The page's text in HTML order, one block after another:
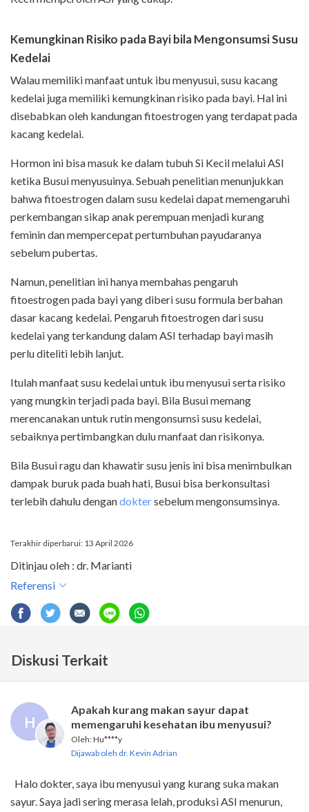
Kemungkinan Risiko pada Bayi bila Mengonsumsi Susu
Kedelai
Walau memiliki manfaat untuk ibu menyusui, susu kacang
kedelai juga memiliki kemungkinan risiko pada bayi. Hal ini
disebabkan oleh kandungan fitoestrogen yang terdapat pada
kacang kedelai.
Hormon ini bisa masuk ke dalam tubuh Si Kecil melalui ASI
ketika Busui menyusuinya. Sebuah penelitian menunjukkan
bahwa fitoestrogen dalam susu kedelai dapat memengaruhi
perkembangan sikap anak perempuan menjadi kurang
feminin dan mempercepat pertumbuhan payudaranya
sebelum pubertas.
Namun, penelitian ini hanya membahas pengaruh
fitoestrogen pada bayi yang diberi susu formula berbahan
dasar kacang kedelai. Pengaruh fitoestrogen dari susu
kedelai yang terkandung dalam ASI terhadap bayi masih
perlu diteliti lebih lanjut.
Itulah manfaat susu kedelai untuk ibu menyusui serta risiko
yang mungkin terjadi pada bayi. Bila Busui memang
merencanakan untuk rutin mengonsumsi susu kedelai,
sebaiknya pertimbangkan dulu manfaat dan risikonya.
Bila Busui ragu dan khawatir susu jenis ini bisa menimbulkan
dampak buruk pada buah hati, Busui bisa berkonsultasi
terlebih dahulu dengandoktersebelum mengonsumsinya.
Terakhir diperbarui: 13 April 2026